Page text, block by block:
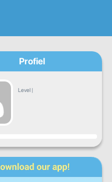
Profiel
Level |
Vooruitgang